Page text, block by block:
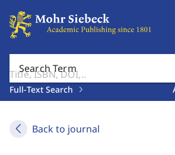
Search Term
Full-Text Search
Back to journal